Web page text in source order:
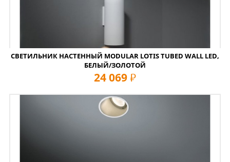
СВЕТИЛЬНИК НАСТЕННЫЙ MODULAR LOTIS TUBED WALL LED,
БЕЛЫЙ/ЗОЛОТОЙ
24 069 руб